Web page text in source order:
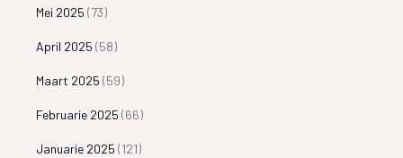
Mei 2025 (73)
April 2025 (58)
Maart 2025 (59)
Februarie 2025 (66)
Januarie 2025 (121)